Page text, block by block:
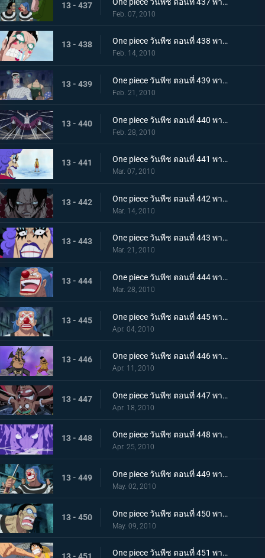
13 - 437
Feb. 07, 2010
13 - 438 One piece วันพีช ตอนที่ 438 พากย์ไทย สรวงสวรรค์ในนรก อิมเพลดาวน์ชั้นที่ 5.5
Feb. 14, 2010
13 - 439 One piece วันพีช ตอนที่ 439 พากย์ไทย เริ่มการรักษาลูฟี่! ด้วยพลังปาฎิหาริย์ของคุณอีวา!
Feb. 21, 2010
13 - 440 One piece วันพีช ตอนที่ 440 พากย์ไทย จงเชื่อในปาฎิหาริย์! เสียงเชียร์จากจิตวิญญาณของบอนเคร
Feb. 28, 2010
13 - 441 One piece วันพีช ตอนที่ 441 พากย์ไทย ลูฟี่ฟื้นคืนชีพ! คุณอีวาเริ่มแผนการแหกคุก!!
Mar. 07, 2010
13 - 442 One piece วันพีช ตอนที่ 442 พากย์ไทย เริ่มการส่งตัวเอส! การต่อสู้ในเลเวล 6 ที่อยู่ลึกสุด!!
Mar. 14, 2010
13 - 443 One piece วันพีช ตอนที่ 443 พากย์ไทย ทีมสุดแกร่งถือกำเนิด! สะเทือนลั่นทั้งอิมเพลดาวน์!
Mar. 21, 2010
13 - 444 One piece วันพีช ตอนที่ 444 พากย์ไทย ความวุ่นวายยิ่งโหมกระหน่ำ! ทีชหนวดดำเข้าจู่โจม!
Mar. 28, 2010
13 - 445 One piece วันพีช ตอนที่ 445 พากย์ไทย การเผชิญหน้าสุดอันตราย! หนวดดำและชิริวแห่งสายฝน!
Apr. 04, 2010
13 - 446 One piece วันพีช ตอนที่ 446 พากย์ไทย ยังไงก็จะไม่ยอมแพ้! ฮันนิบาลเอาจริงแล้ว
Apr. 11, 2010
13 - 447 One piece วันพีช ตอนที่ 447 พากย์ไทย หมัดปืนเจ็ตแห่งความโกรธ! ลูฟี่ ปะทะ หนวดดำ!
Apr. 18, 2010
13 - 448 One piece วันพีช ตอนที่ 448 พากย์ไทย หยุดมาเจลแลนไว้! คุณอีวาเผยไม้ตายก้นหีบ!
Apr. 25, 2010
13 - 449 One piece วันพีช ตอนที่ 449 พากย์ไทย อุบายของมาเจลแลน! แผนป้องกันการแหกคุก!
May. 02, 2010
13 - 450 One piece วันพีช ตอนที่ 450 พากย์ไทย ทีมแหกคุกจนมุม! การขัดขวางของปีศาจพิษร้าย!
May. 09, 2010
One piece วันพีช ตอนที่ 451 พากย์ไทย ปาฏิหาริย์ครั้งสุดท้าย! บุกทะลวงประตูแห่งความยุติธรรม!